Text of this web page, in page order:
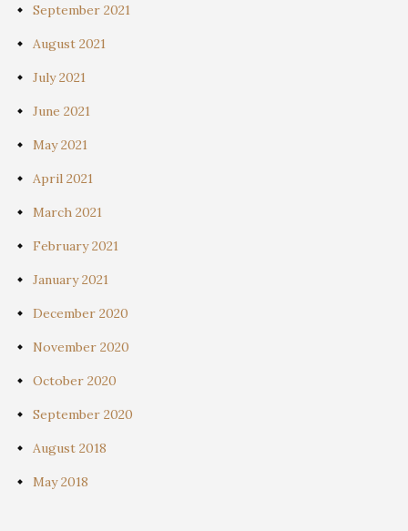
September 2021
August 2021
July 2021
June 2021
May 2021
April 2021
March 2021
February 2021
January 2021
December 2020
November 2020
October 2020
September 2020
August 2018
May 2018